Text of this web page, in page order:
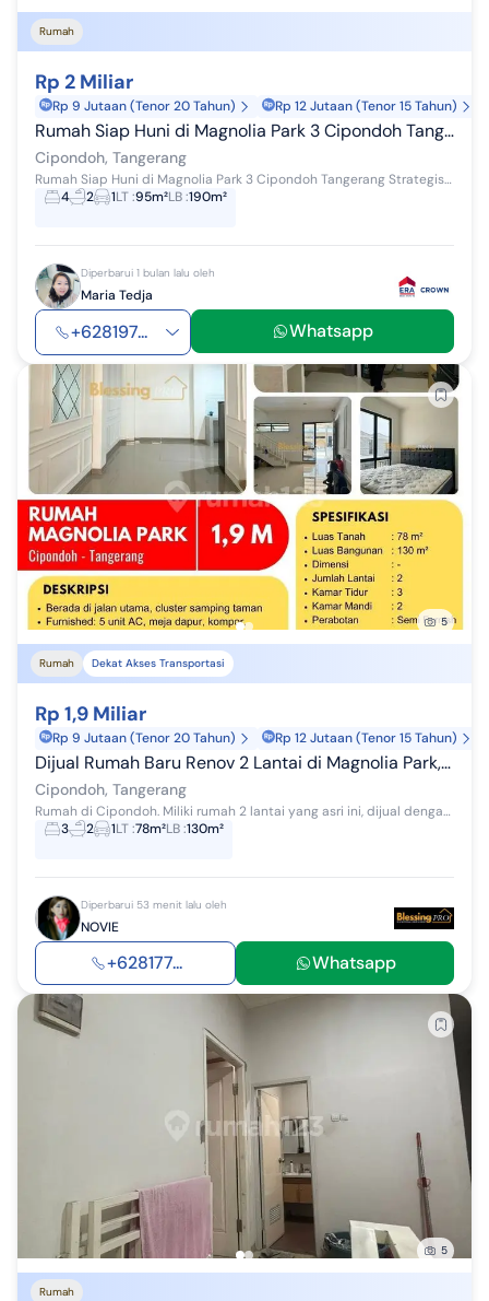
Rumah
Rp 2 Miliar
Rp 9 Jutaan (Tenor 20 Tahun) Rp 12 Jutaan (Tenor 15 Tahun)
Rumah Siap Huni di Magnolia Park 3 Cipondoh Tangerang Strategis
Cipondoh, Tangerang
Rumah Siap Huni di Magnolia Park 3 Cipondoh Tangerang Strategis (PAU) LT/LB: 95/190 4 KT 2 KM PLN 5500W SHM Carport 2
4
2 1LT:95m²LB:190m²
Diperbarui 1 bulan lalu oleh
Maria Tedja
+628197... Whatsapp
5
Rumah Dekat Akses Transportasi
Rp 1,9 Miliar
Rp 9 Jutaan (Tenor 20 Tahun) Rp 12 Jutaan (Tenor 15 Tahun)
Dijual Rumah Baru Renov 2 Lantai di Magnolia Park, Cipondoh, Siap Huni!!
Cipondoh, Tangerang
Rumah di Cipondoh. Miliki rumah 2 lantai yang asri ini, dijual dengan pemandangan indah yang menambah nilai estetika di lingkungan hunian. Rumah ...
3
2 1LT:78m²LB:130m²
Diperbarui 53 menit lalu oleh
NOVIE
+628177... Whatsapp
5
Rumah